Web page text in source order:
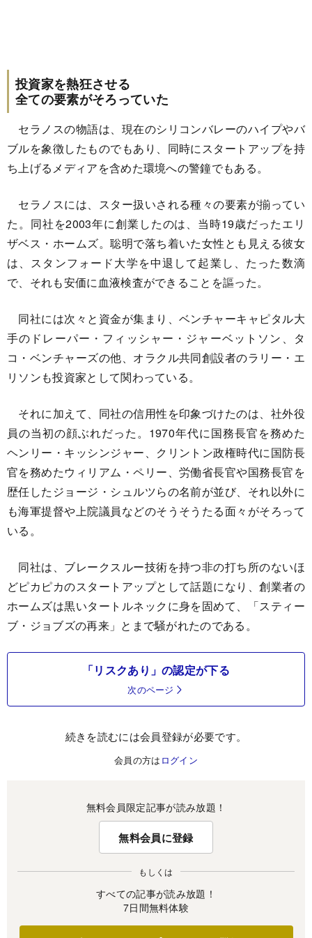
投資家を熱狂させる
全ての要素がそろっていた
セラノスの物語は、現在のシリコンバレーのハイプやバ
ブルを象徴したものでもあり、同時にスタートアップを持
ち上げるメディアを含めた環境への警鐘でもある。
セラノスには、スター扱いされる種々の要素が揃ってい
た。同社を2003年に創業したのは、当時19歳だったエリ
ザベス・ホームズ。聡明で落ち着いた女性とも見える彼女
は、スタンフォード大学を中退して起業し、たった数滴
で、それも安価に血液検査ができることを謳った。
同社には次々と資金が集まり、ベンチャーキャピタル大
手のドレーパー・フィッシャー・ジャーベットソン、タ
コ・ベンチャーズの他、オラクル共同創設者のラリー・エ
リソンも投資家として関わっている。
それに加えて、同社の信用性を印象づけたのは、社外役
員の当初の顔ぶれだった。1970年代に国務長官を務めた
ヘンリー・キッシンジャー、クリントン政権時代に国防長
官を務めたウィリアム・ペリー、労働省長官や国務長官を
歴任したジョージ・シュルツらの名前が並び、それ以外に
も海軍提督や上院議員などのそうそうたる面々がそろって
いる。
同社は、ブレークスルー技術を持つ非の打ち所のないほ
どピカピカのスタートアップとして話題になり、創業者の
ホームズは黒いタートルネックに身を固めて、「スティー
ブ・ジョブズの再来」とまで騒がれたのである。
「リスクあり」の認定が下る
次のページ
続きを読むには会員登録が必要です。
会員の方は ログイン
無料会員限定記事が読み放題！
無料会員に登録
もしくは
すべての記事が読み放題！
7日間無料体験